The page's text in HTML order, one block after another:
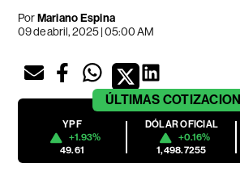
PorMariano Espina
09 de abril, 2025 | 05:00 AM
ÚLTIMAS
YPF
+1.93%
49.61
DÓLAR OFICIAL
+0.16%
1,498.7255